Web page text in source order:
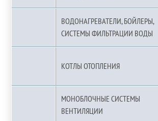
ВОДОНАГРЕВАТЕЛИ, БОЙЛЕРЫ,
СИСТЕМЫ ФИЛЬТРАЦИИ ВОДЫ
КОТЛЫ ОТОПЛЕНИЯ
МОНОБЛОЧНЫЕ СИСТЕМЫ
ВЕНТИЛЯЦИИ